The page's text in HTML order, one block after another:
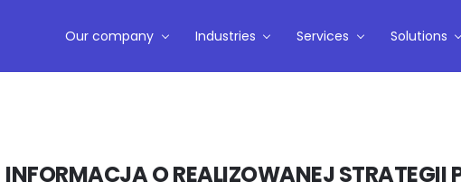
Our company Industries Services Solutions
INFORMACJA O REALIZOWANEJ STRATEGII